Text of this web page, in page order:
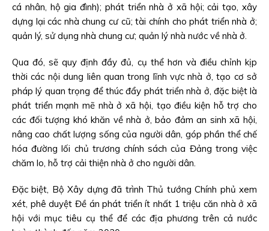
cá nhân, hộ gia đình); phát triển nhà ở xã hội; cải tạo, xây
dựng lại các nhà chung cư cũ; tài chính cho phát triển nhà ở;
quản lý, sử dụng nhà chung cư; quản lý nhà nước về nhà ở.
Qua đó, sẽ quy định đầy đủ, cụ thể hơn và điều chỉnh kịp
thời các nội dung liên quan trong lĩnh vực nhà ở, tạo cơ sở
pháp lý quan trọng để thúc đẩy phát triển nhà ở, đặc biệt là
phát triển mạnh mẽ nhà ở xã hội, tạo điều kiện hỗ trợ cho
các đối tượng khó khăn về nhà ở, bảo đảm an sinh xã hội,
nâng cao chất lượng sống của người dân, góp phần thể chế
hóa đường lối chủ trương chính sách của Đảng trong việc
chăm lo, hỗ trợ cải thiện nhà ở cho người dân.
Đặc biệt, Bộ Xây dựng đã trình Thủ tướng Chính phủ xem
xét, phê duyệt Đề án phát triển ít nhất 1 triệu căn nhà ở xã
hội với mục tiêu cụ thể để các địa phương trên cả nước